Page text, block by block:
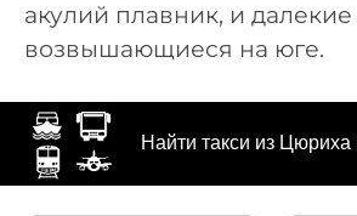
акулий плавник, и
возвышающиеся на юге.
Найти такси из